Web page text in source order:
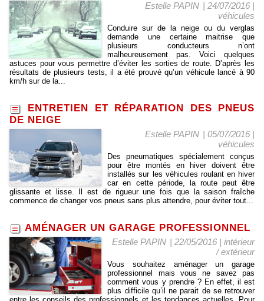
Estelle PAPIN | 24/07/2016 |
véhicules
Conduire sur de la neige ou du verglas
demande une certaine maitrise que
plusieurs conducteurs n’ont
malheureusement pas. Voici quelques
astuces pour vous permettre d’éviter les sorties de route. D’après les
résultats de plusieurs tests, il a été prouvé qu’un véhicule lancé à 90
km/h sur de la...
ENTRETIEN ET RÉPARATION DES PNEUS
DE NEIGE
Estelle PAPIN | 05/07/2016 |
véhicules
Des pneumatiques spécialement conçus
pour être montés en hiver doivent être
installés sur les véhicules roulant en hiver
car en cette période, la route peut être
glissante et lisse. Il est de rigueur une fois que la saison fraîche
commence de changer vos pneus sans plus attendre, pour éviter tout...
AMÉNAGER UN GARAGE PROFESSIONNEL
Estelle PAPIN | 22/05/2016 | intérieur
/ extérieur
Vous souhaitez aménager un garage
professionnel mais vous ne savez pas
comment vous y prendre ? En effet, il est
plus difficile qu’il ne parait de se retrouver